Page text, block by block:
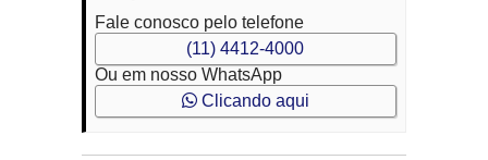
Fale conosco pelo telefone
(11) 4412-4000
Ou em nosso WhatsApp
Clicando aqui